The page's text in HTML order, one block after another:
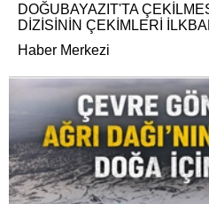
DOĞUBAYAZIT'TA
DİZİSİNİN ÇEKİMLERİ
Haber Merkezi